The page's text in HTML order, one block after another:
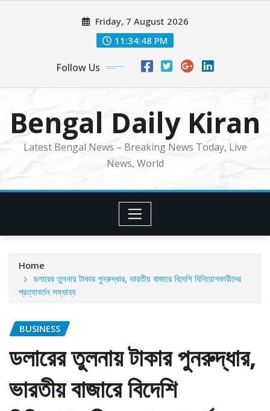
Friday, 7 August 2026
11:34:50 PM
Follow Us
Bengal Daily Kiran
Latest Bengal News – Breaking News Today, Live
News, World
Home
ডলারের তুলনায় টাকার পুনরুদ্ধার, ভারতীয় বাজারে বিদেশি বিনিয়োগকারীদের
প্রত্যাবর্তন সম্ভাব্য
BUSINESS
ডলারের তুলনায় টাকার পুনরুদ্ধার,
ভারতীয় বাজারে বিদেশি